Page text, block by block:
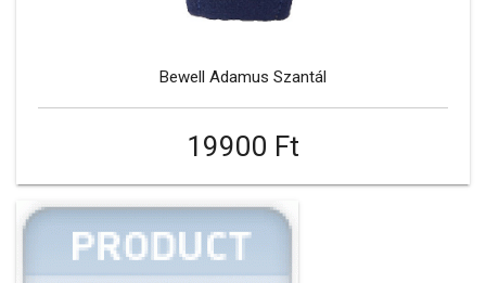
Bewell Adamus Szantál
19900 Ft